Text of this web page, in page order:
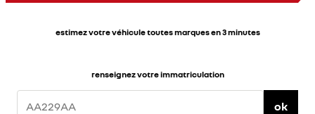
estimez votre véhicule toutes marques en 3 minutes
renseignez votre immatriculation
ok